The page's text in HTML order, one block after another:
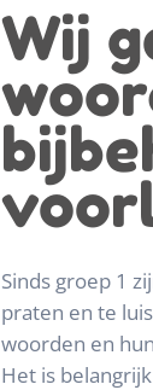
Wij
Sinds groep 1
praten en te
woorden en
Het is